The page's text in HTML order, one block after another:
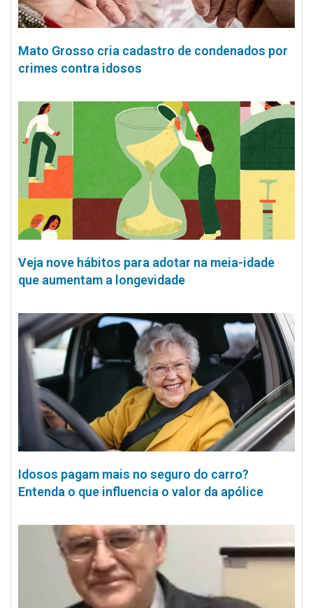
Mato Grosso cria cadastro de condenados por
crimes contra idosos
Veja nove hábitos para adotar na meia-idade
que aumentam a longevidade
Idosos pagam mais no seguro do carro?
Entenda o que influencia o valor da apólice